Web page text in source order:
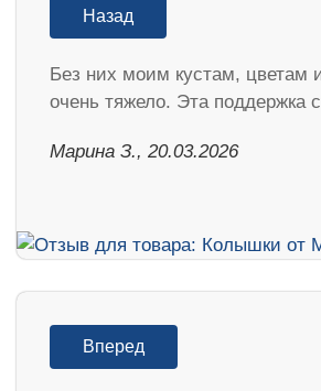
Назад
Без них моим кустам, цветам
очень тяжело. Эта поддержка
Марина З., 20.03.2026
Вперед